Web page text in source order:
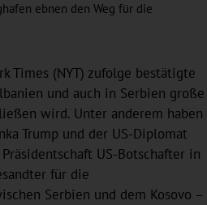
ebnen den Weg für die
Times (NYT) zufolge bestätigte
und auch in Serbien große
wird. Unter anderem haben
Trump und der US-Diplomat
US-Botschafter in
für die
Serbien und dem Kosovo –